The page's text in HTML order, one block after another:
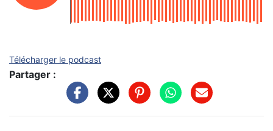
Télécharger le podcast
Partager :